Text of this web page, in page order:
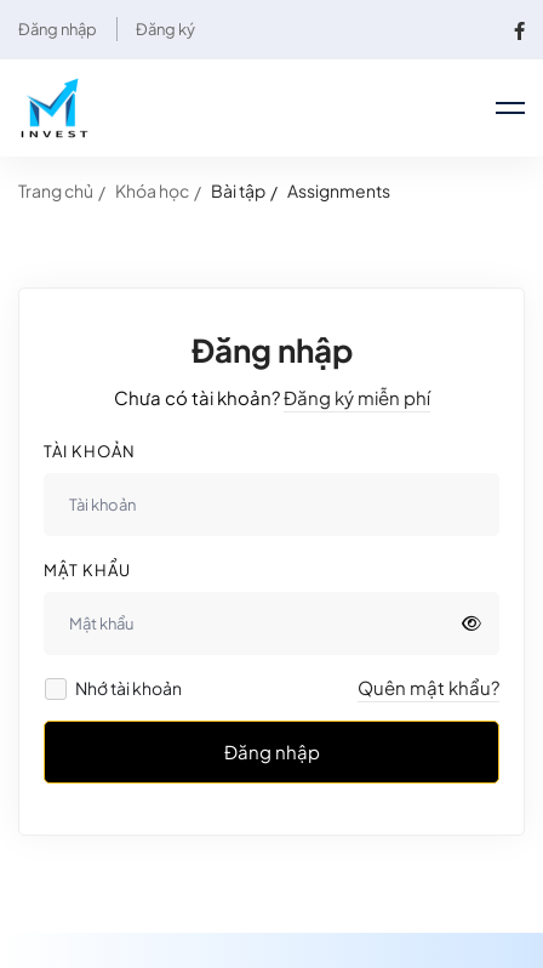
Đăng nhập Đăng ký
Trang chủ Khóa học Bài tập Assignments
Đăng nhập
Chưa có tài khoản?Đăng ký miễn phí
TÀI KHOẢN
MẬT KHẨU
Nhớ tài khoản Quên mật khẩu?
Đăng nhập